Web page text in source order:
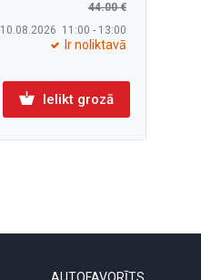
44.00
10.08.2026 11:00 - 13:00
Ir noliktavā
Ielikt grozā